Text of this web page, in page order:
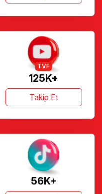
125K+
TVF
Takip Et
56K+